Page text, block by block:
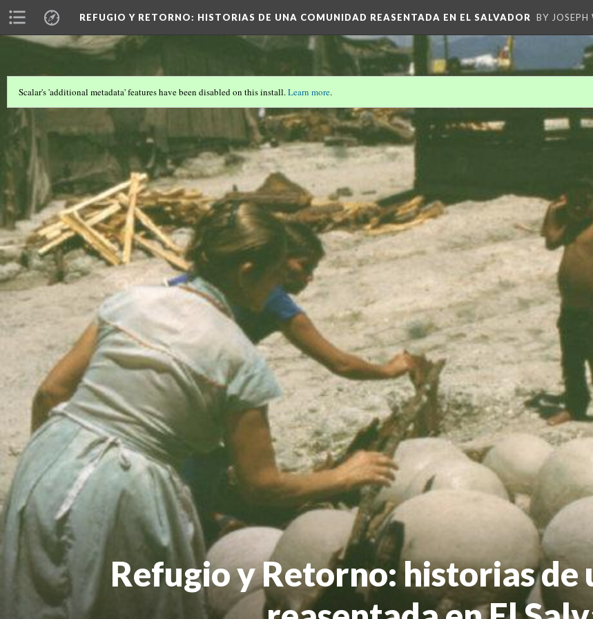
REFUGIO Y RETORNO: HISTORIAS DE UNA COMUNIDAD REASENTADA EN EL SALVADOR BY JOSEPH
Scalar's 'additional metadata' features have been disabled on this install.Learn more.
Refugio y Retorno: historias de